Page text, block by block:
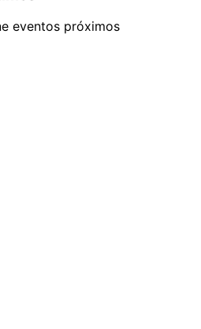
eventos próximos